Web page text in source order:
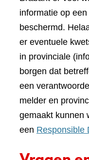
informatie op
beschermd.
er eventuele
in provinciale
borgen dat
een
melder en
gemaakt kunnen
een Responsible